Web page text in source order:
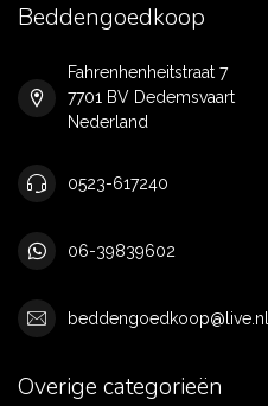
Beddengoedkoop
Fahrenhenheitstraat 7
7701 BV Dedemsvaart
Nederland
0523-617240
06-39839602
beddengoedkoop@live.nl
Overige categorieën